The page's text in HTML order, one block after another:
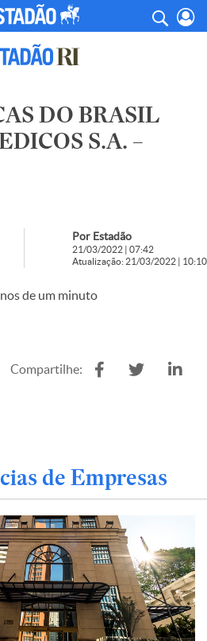
DO BRASIL
S.A. –
Por Estadão
21/03/2022 | 07:42
Atualização: 21/03/2022 | 10:10
de um minuto
Compartilhe:
de Empresas